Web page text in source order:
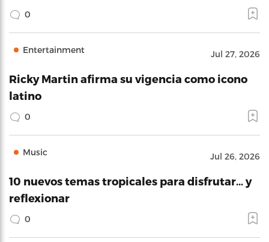
0
Entertainment Jul 27, 2026
Ricky Martin afirma su vigencia como icono
latino
0
Music Jul 26, 2026
10 nuevos temas tropicales para disfrutar… y
reflexionar
0